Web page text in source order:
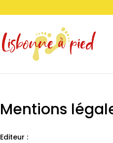
Mentions
Editeur :